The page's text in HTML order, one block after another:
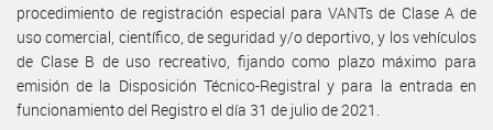
procedimiento de registración especial para VANTs de Clase A de
uso comercial, científico, de seguridad y/o deportivo, y los vehículos
de Clase B de uso recreativo, fijando como plazo máximo para
emisión de la Disposición Técnico-Registral y para la entrada en
funcionamiento del Registro el día 31 de julio de 2021.